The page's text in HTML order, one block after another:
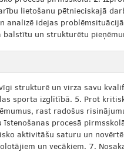
lietošanu pētnieciskajā
analizē idejas
balstītu un strukturētu
strukturē un virza savu
sporta izglītībā. 5. Prot
rast radošus
īstenošanas procesā
aktivitāšu saturu un
un vecākiem. 7.